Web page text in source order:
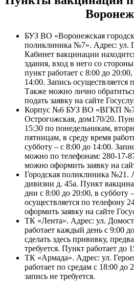
БУЗ ВО «Воронежская
поликлиника №7». Адрес: ул.
Кабинет вакцинации
здания, вход в него со
пункт работает с 8:00 до
14:00. Запись осуществляется
Также можно лично
подать заявку на сайте
Корпус №6 БУЗ ВО «ВГКП
Острогожская, дом170/20.
15:30 по понедельникам,
пятницам, в среду время
субботу – с 8:00 до 14:00.
можно по телефонам: 280-17-
можно оформить заявку на
Городская поликлиника №21.
дивизии д. 45а. Пункт
дни с 8:00 до 20:00, в субботу
осуществляется по телефону
оформить заявку на сайте
ТК «Лента». Адрес: ул.
работает каждый день с 9:00
сделать здесь прививку,
требуется. Пункт работает до
ТК «Армада». Адрес: ул.
работает по средам с 18:00 до
запись не требуется.